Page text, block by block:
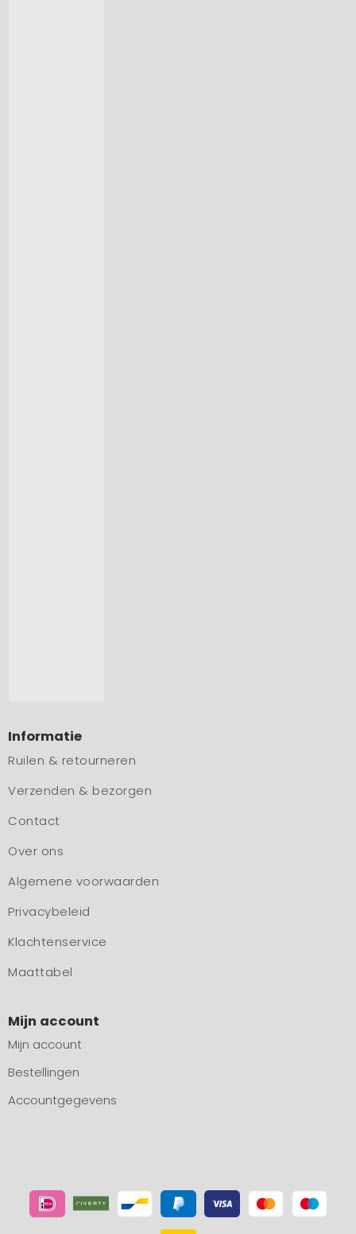
Informatie
Ruilen & retourneren
Verzenden & bezorgen
Contact
Over ons
Algemene voorwaarden
Privacybeleid
Klachtenservice
Maattabel
Mijn account
Mijn account
Bestellingen
Accountgegevens